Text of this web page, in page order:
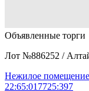
Объявленные торги
Лот №886252 /
Нежилое
22:65:017725:397